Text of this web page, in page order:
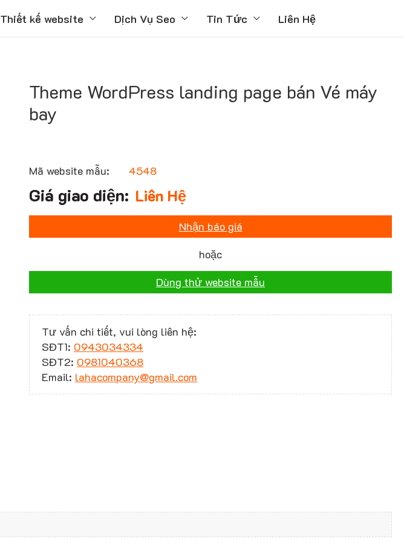
Thiết kế website Dịch Vụ Seo Tin Tức Liên Hệ
Theme WordPress landing page bán Vé máy
bay
Mã website mẫu: 4548
Liên Hệ
Nhận báo giá
hoặc
Dùng thử website mẫu
Tư vấn chi tiết, vui lòng liên hệ:
SĐT1: 0943034334
SĐT2: 0981040368
Email: lahacompany@gmail.com